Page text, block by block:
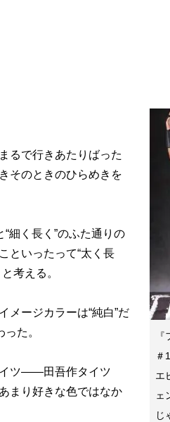
＃
エ
ェ
じ
るで行きあたりばった
そのときのひらめきを
細く長く”のふた通りの
といったって“太く長
考える。
ージカラーは“純白”だ
た。
ツ――田吾作タイツ
まり好きな色ではなか